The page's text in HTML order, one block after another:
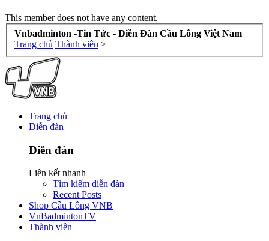
This member does not have any content.
Vnbadminton -Tin Tức - Diễn Đàn Cầu Lông Việt Nam
Trang chủ Thành viên >
Trang chủ
Diễn đàn
Diễn đàn
Liên kết nhanh
Tìm kiếm diễn đàn
Recent Posts
Shop Cầu Lông VNB
VnBadmintonTV
Thành viên